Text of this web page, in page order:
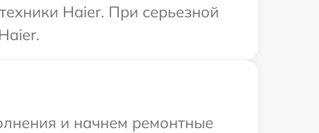
Haier. При серьезной
и начнем ремонтные